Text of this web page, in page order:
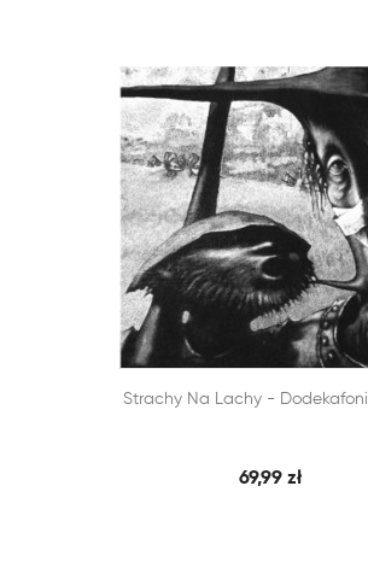
DODAJ DO KOSZYKA
SZYBKI
Strachy Na Lachy -
69,99 zł